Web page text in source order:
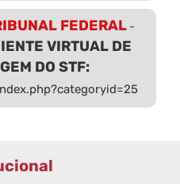
FEDERAL -
VIRTUAL DE
DO STF: